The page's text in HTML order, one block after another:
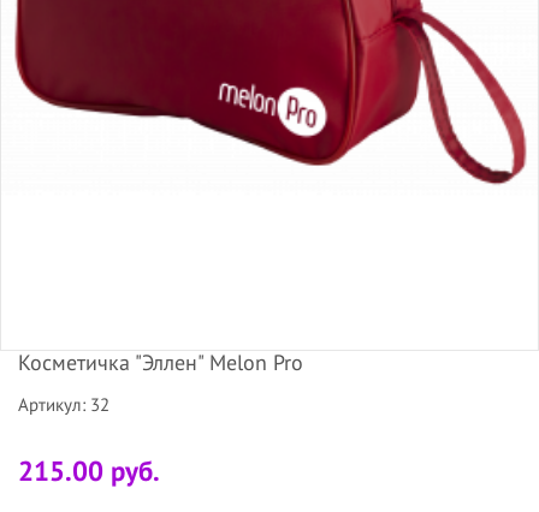
Косметичка "Эллен" Melon Pro
Артикул: 32
215.00 руб.